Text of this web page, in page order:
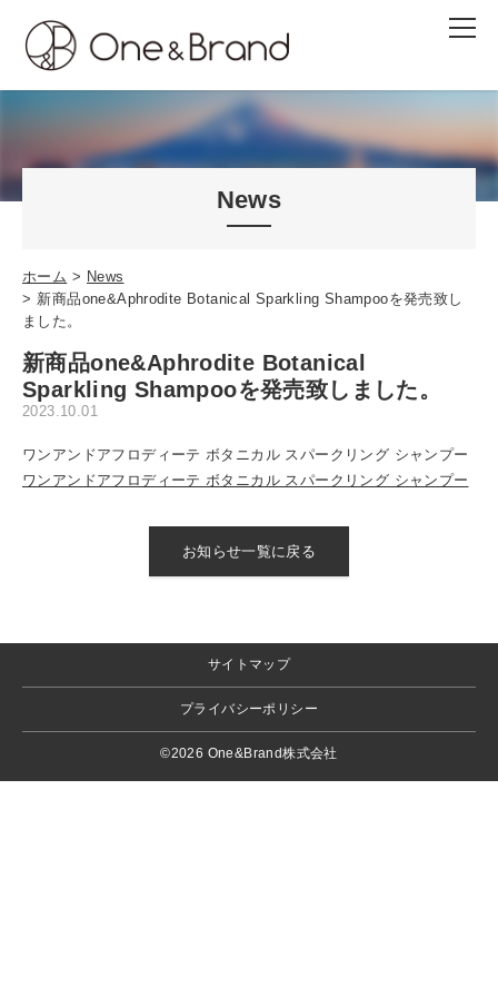
News
ホーム
News
新商品one&Aphrodite Botanical Sparkling Shampooを発売致し
ました。
新商品one&Aphrodite Botanical
Sparkling Shampooを発売致しました。
2023.10.01
ワンアンドアフロディーテ ボタニカル スパークリング シャンプー
ワンアンドアフロディーテ ボタニカル スパークリング シャンプー
お知らせ一覧に戻る
サイトマップ
プライバシーポリシー
©2026 One&Brand株式会社